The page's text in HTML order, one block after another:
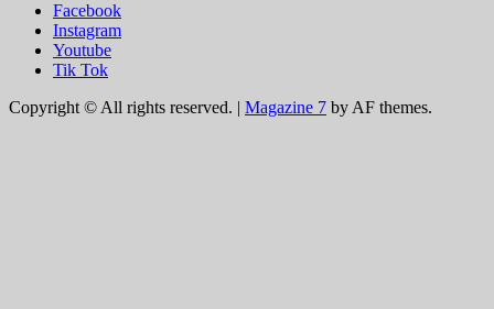
Facebook
Instagram
Youtube
Tik Tok
Copyright © All rights reserved. | Magazine 7 by AF themes.